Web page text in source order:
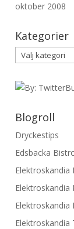
oktober 2008
Kategorier
Kategorier
Blogroll
Dryckestips
Edsbacka
Elektroskandia
Elektroskandia
Elektroskandia
Elektroskandia